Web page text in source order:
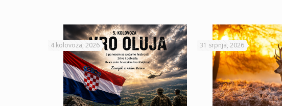
4 kolovoza, 2026 31 srpnja, 2026